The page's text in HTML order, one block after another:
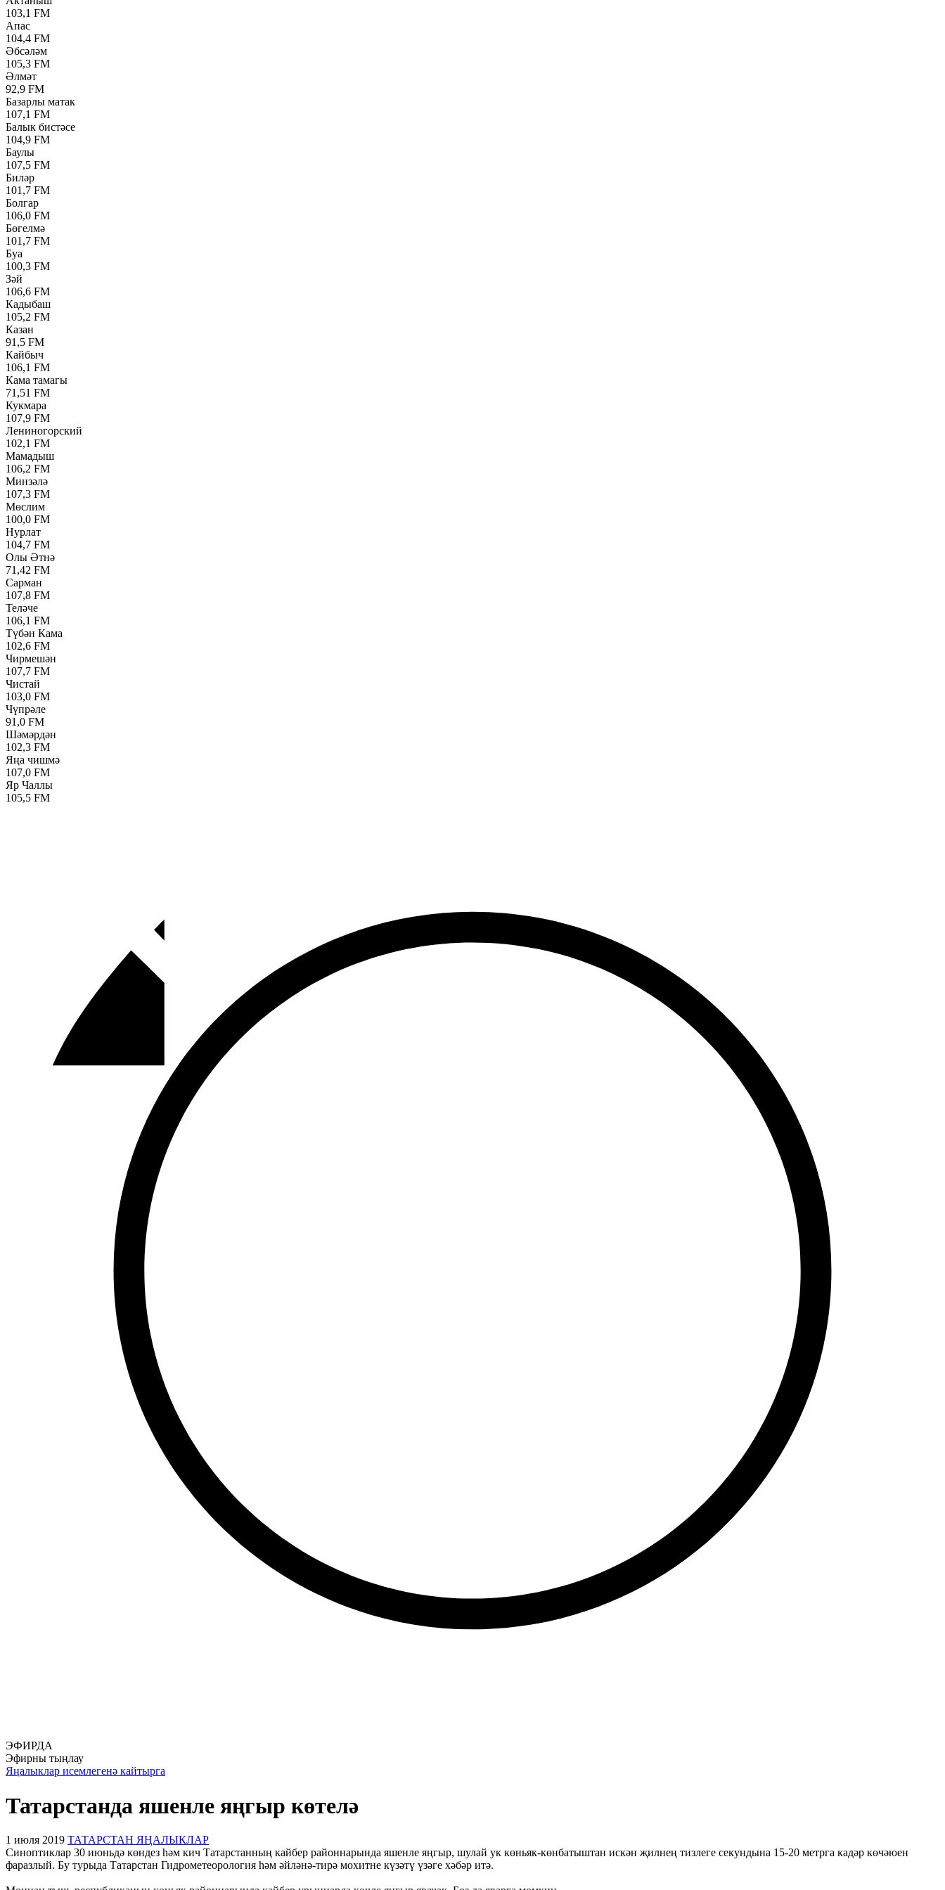
103,1 FM
Апас
104,4 FM
Әбсәләм
105,3 FM
Әлмәт
92,9 FM
Базарлы матак
107,1 FM
Балык бистәсе
104,9 FM
Баулы
107,5 FM
Биләр
101,7 FM
Болгар
106,0 FM
Бөгелмә
101,7 FM
Буа
100,3 FM
Зәй
106,6 FM
Кадыбаш
105,2 FM
Казан
91,5 FM
Кайбыч
106,1 FM
Кама тамагы
71,51 FM
Кукмара
107,9 FM
Лениногорский
102,1 FM
Мамадыш
106,2 FM
Минзәлә
107,3 FM
Мөслим
100,0 FM
Нурлат
104,7 FM
Олы Әтнә
71,42 FM
Сарман
107,8 FM
Теләче
106,1 FM
Түбән Кама
102,6 FM
Чирмешән
107,7 FM
Чистай
103,0 FM
Чүпрәле
91,0 FM
Шәмәрдән
102,3 FM
Яңа чишмә
107,0 FM
Яр Чаллы
105,5 FM
ЭФИРДА
Эфирны тыңлау
Яңалыклар исемлегенә кайтырга
Татарстанда яшенле яңгыр көтелә
1 июля 2019 ТАТАРСТАН ЯҢАЛЫКЛАР
Синоптиклар 30 июньдә көндез һәм кич Татарстанның кайбер районнарында яшенле яңгыр, шулай ук көньяк-көнбатыштан искән җилнең тизлеге секундына 15-20 метрга кадәр көчәюен
фаразлый. Бу турыда Татарстан Гидрометеорология һәм әйләнә-тирә мохитне күзәтү үзәге хәбәр итә.